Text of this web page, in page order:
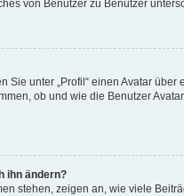
von Benutzer zu Benutzer
Sie unter „Profil“ einen Avatar
ob und wie die Benutzer
ihn ändern?
stehen, zeigen an, wie viele